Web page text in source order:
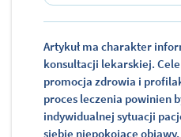
Artykuł ma charakter
konsultacji lekarskiej.
promocja zdrowia i
proces leczenia powinien
indywidualnej sytuacji
siebie niepokojące